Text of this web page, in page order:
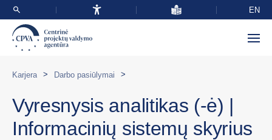
EN
Karjera > Darbo pasiūlymai >
Vyresnysis analitikas (-ė) |
Informacinių sistemų skyrius